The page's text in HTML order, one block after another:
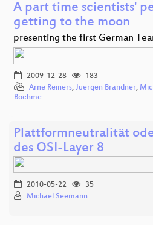
A part time scientists'
getting to the moon
presenting the first German
2009-12-28
183
Arne Reiners, Juergen Brandner,
Boehme
Plattformneutralität
des OSI-Layer 8
2010-05-22
35
Michael Seemann